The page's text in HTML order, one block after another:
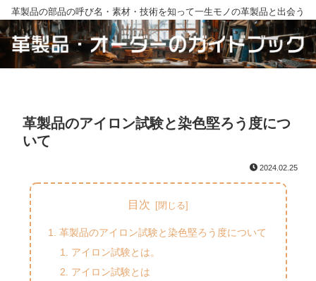
革製品の部品の呼び名・素材・技術を知って一生モノの革製品と出会う
革製品のアイロン試験と染色堅ろう度につ
いて
2024.02.25
目次
革製品のアイロン試験と染色堅ろう度について
アイロン試験とは。
アイロン試験とは